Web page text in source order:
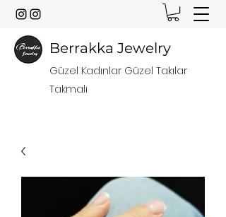
Berrakka Jewelry
Güzel Kadınlar Güzel Takılar
Takmalı